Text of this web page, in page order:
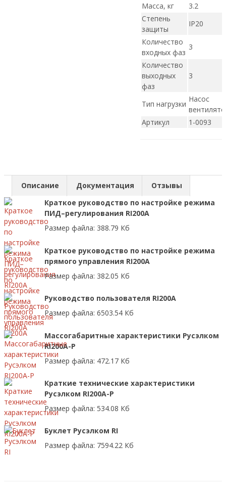
Масса, кг
3.2
Степень
защиты
IP20
Количество
входных фаз
3
Количество
выходных
фаз
3
Тип нагрузки
Насос
Артикул
1-0093
Описание Документация
Отзывы
Краткое руководство по настройке режима
ПИД–регулирования RI200A
Размер файла: 388.79 Кб
Краткое руководство по настройке режима
прямого управления RI200A
Размер файла: 382.05 Кб
Руководство пользователя RI200A
Размер файла: 6503.54 Кб
Массогабаритные характеристики Русэлком
RI200A-P
Размер файла: 472.17 Кб
Краткие технические характеристики
Русэлком RI200A-P
Размер файла: 534.08 Кб
Буклет Русэлком RI
Размер файла: 7594.22 Кб